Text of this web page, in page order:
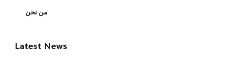
من نحن
Latest News